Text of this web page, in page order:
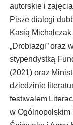
autorskie i
Pisze dialogi
Kasią Michalczak
„Drobiazgi” oraz
stypendystką
(2021) oraz
dziedzinie
festiwalem
w Ogólnopolskim